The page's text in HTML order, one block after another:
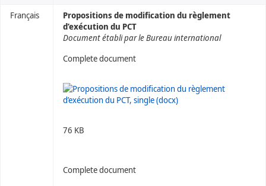
Français
Propositions de modification du règlement
d’exécution du PCT
Document établi par le Bureau international
Complete document
76 KB
Complete document